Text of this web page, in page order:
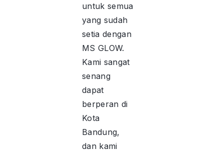
untuk semua
yang sudah
setia dengan
MS GLOW.
Kami sangat
senang
dapat
berperan di
Kota
Bandung,
dan kami